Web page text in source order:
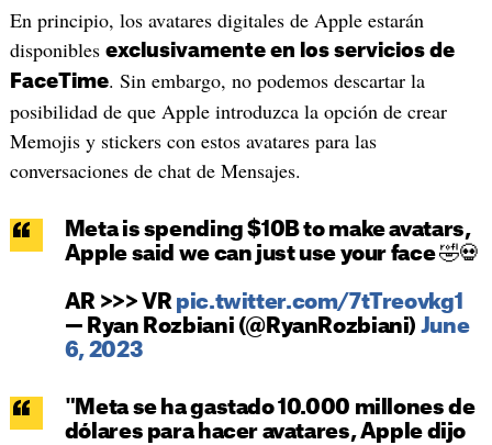
En principio, los avatares digitales de Apple estarán
disponibles exclusivamente en los servicios de
FaceTime. Sin embargo, no podemos descartar la
posibilidad de que Apple introduzca la opción de crear
Memojis y stickers con estos avatares para las
conversaciones de chat de Mensajes.
Meta is spending $10B to make avatars,
Apple said we can just use your face 🤣💀
AR >>> VR pic.twitter.com/7tTreovkg1
— Ryan Rozbiani (@RyanRozbiani) June
6, 2023
"Meta se ha gastado 10.000 millones de
dólares para hacer avatares, Apple dijo